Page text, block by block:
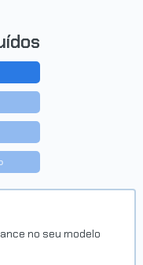
no seu modelo